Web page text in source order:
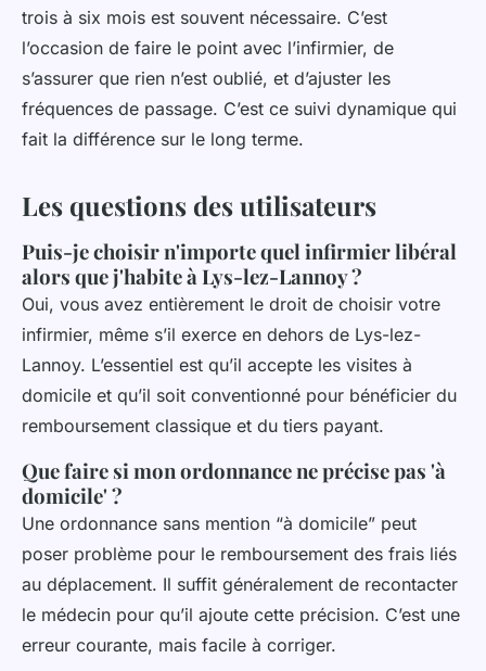
trois à six mois est souvent nécessaire. C’est
l’occasion de faire le point avec l’infirmier, de
s’assurer que rien n’est oublié, et d’ajuster les
fréquences de passage. C’est ce suivi dynamique qui
fait la différence sur le long terme.
Les questions des utilisateurs
Puis-je choisir n'importe quel infirmier libéral
alors que j'habite à Lys-lez-Lannoy ?
Oui, vous avez entièrement le droit de choisir votre
infirmier, même s’il exerce en dehors de Lys-lez-
Lannoy. L’essentiel est qu’il accepte les visites à
domicile et qu’il soit conventionné pour bénéficier du
remboursement classique et du tiers payant.
Que faire si mon ordonnance ne précise pas 'à
domicile' ?
Une ordonnance sans mention “à domicile” peut
poser problème pour le remboursement des frais liés
au déplacement. Il suffit généralement de recontacter
le médecin pour qu’il ajoute cette précision. C’est une
erreur courante, mais facile à corriger.